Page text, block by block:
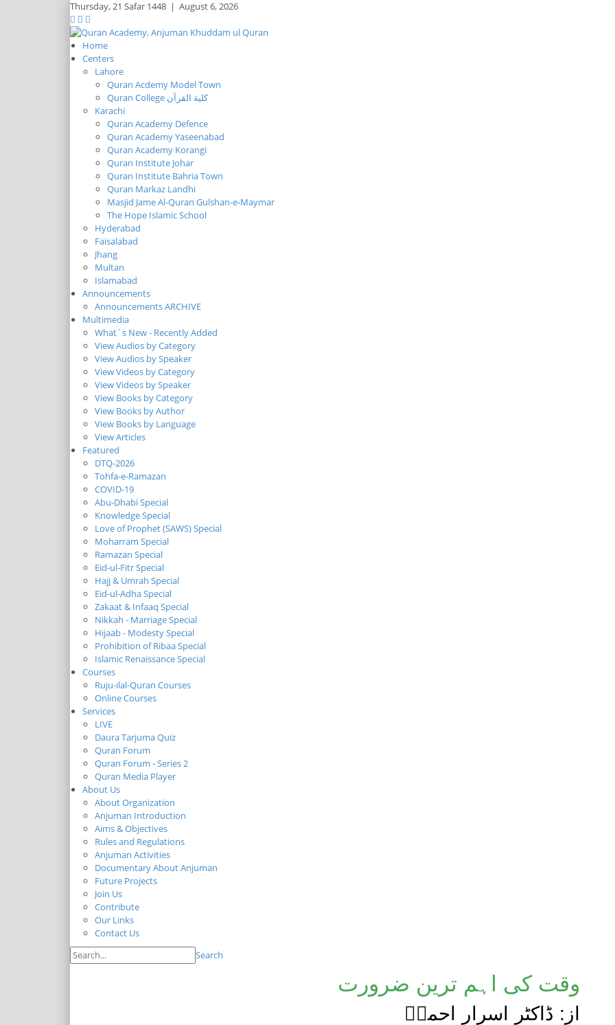
Thursday,21 Safar 1448 | August 6, 2026
Home
Centers
Lahore
Quran Acdemy Model Town
Quran College كلية القرآن
Karachi
Quran Academy Defence
Quran Academy Yaseenabad
Quran Academy Korangi
Quran Institute Johar
Quran Institute Bahria Town
Quran Markaz Landhi
Masjid Jame Al-Quran Gulshan-e-Maymar
The Hope Islamic School
Hyderabad
Faisalabad
Jhang
Multan
Islamabad
Announcements
Announcements ARCHIVE
Multimedia
What`s New - Recently Added
View Audios by Category
View Audios by Speaker
View Videos by Category
View Videos by Speaker
View Books by Category
View Books by Author
View Books by Language
View Articles
Featured
DTQ-2026
Tohfa-e-Ramazan
COVID-19
Abu-Dhabi Special
Knowledge Special
Love of Prophet (SAWS) Special
Moharram Special
Ramazan Special
Eid-ul-Fitr Special
Hajj & Umrah Special
Eid-ul-Adha Special
Zakaat & Infaaq Special
Nikkah - Marriage Special
Hijaab - Modesty Special
Prohibition of Ribaa Special
Islamic Renaissance Special
Courses
Ruju-ilal-Quran Courses
Online Courses
Services
LIVE
Daura Tarjuma Quiz
Quran Forum
Quran Forum - Series 2
Quran Media Player
About Us
About Organization
Anjuman Introduction
Aims & Objectives
Rules and Regulations
Anjuman Activities
Documentary About Anjuman
Future Projects
Join Us
Contribute
Our Links
Contact Us
Search
وقت کی اہم ترین ضرورت
از: ڈاکٹر اسرار احمدؒ